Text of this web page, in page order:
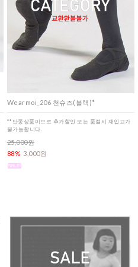
Wearmoi_206 천슈즈(블랙)*
**단종상품이므로 추가할인 또는 품절시 재입고가
불가능합니다.
25,000원
88% 3,000원